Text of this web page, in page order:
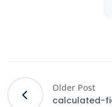
Older Post
calculated-